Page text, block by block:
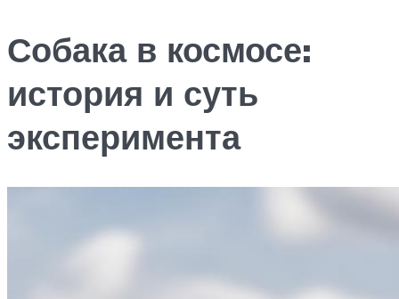
Собака в космосе:
история и суть
эксперимента